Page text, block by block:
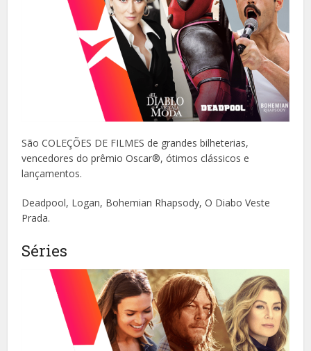
São COLEÇÕES DE FILMES de grandes bilheterias,
vencedores do prêmio Oscar®, ótimos clássicos e
lançamentos.
Deadpool, Logan, Bohemian Rhapsody, O Diabo Veste
Prada.
Séries